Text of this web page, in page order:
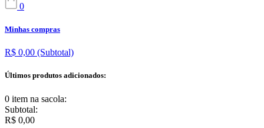
0
Minhas compras
R$ 0,00 (Subtotal)
Últimos produtos adicionados:
0 item na sacola:
Subtotal:
R$ 0,00